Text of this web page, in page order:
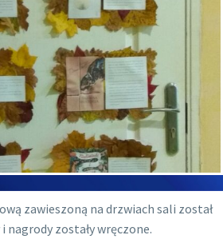
zawieszoną na drzwiach sali został
zostały wręczone.